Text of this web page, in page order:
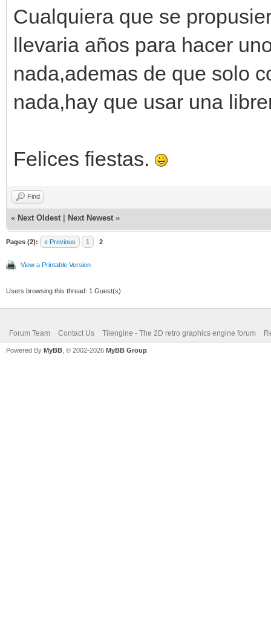
Cualquiera que se
llevaria años para hacer
nada,ademas de que solo
nada,hay que usar una
Felices fiestas.
Find
« Next Oldest Next Newest »
Pages (2): « Previous 1 2
View a Printable Version
Users browsing this thread: 1 Guest(s)
Forum Team Contact Us Tilengine - The 2D retro graphics engine forum
Powered By MyBB , © 2002-2026 MyBB Group